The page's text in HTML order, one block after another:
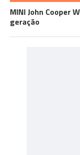
MINI John Cooper
geração